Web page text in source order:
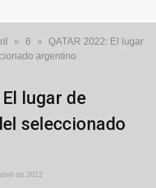
» 6 »
QATAR 2022: El lugar
argentino
lugar de
seleccionado
de 2022